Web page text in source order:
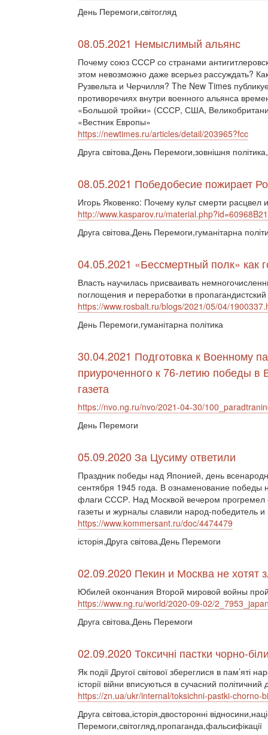
День Перемоги,світогляд
08.05.2021 Немыслимый альянс
Почему союз СССР со странами
этом невозможно даже всерьез рассуждать?
Рузвельта и Черчилля? The New Times
противоречиях внутри военного альянса
«Большой тройки» (СССР, США,
«Вестник Европы»
https://newtimes.ru/articles/detail/203965?fcc
Друга світова,День Перемоги,зовнішня
08.05.2021 Победобесие пожирает
Игорь Яковенко: Почему культ смерти расцвел
http://www.kasparov.ru/
Друга світова,День Перемоги,гуманітарна
04.05.2021 «Бессмертный полк» как
Власть научилась присваивать
поглощения и переработки в пропагандистский
https://www.rosbalt.ru/blogs/2021/05/04/
День Перемоги,гуманітарна політика
30.04.2021 Подготовка к Военному
приуроченного к 76-летию победы
газета
https://nvo.ng.ru/nvo/2021-04-30/
День Перемоги
05.09.2020 За Цусиму ответили
Праздник победы над Японией, день
сентября 1945 года. В ознаменование
флаги СССР. Над Москвой вечером прогремел
газеты и журналы славили народ-победитель
https://www.kommersant.ru/doc/4474479
історія,Друга світова,День Перемоги
02.09.2020 Пекин и Москва не хотят
Юбилей окончания Второй мировой войны
https://www.ng.ru/world/2020-09-02/
Друга світова,День Перемоги
02.09.2020 Токсичні пастки чорно-
Як події Другої світової збереглися в пам’яті
історії війни вписуються в сучасний політичний
https://zn.ua/ukr/internal/toksichni-pastki-chorno-
Друга світова,історія,двосторонні
Перемоги,світогляд,пропаганда,фальсифікації